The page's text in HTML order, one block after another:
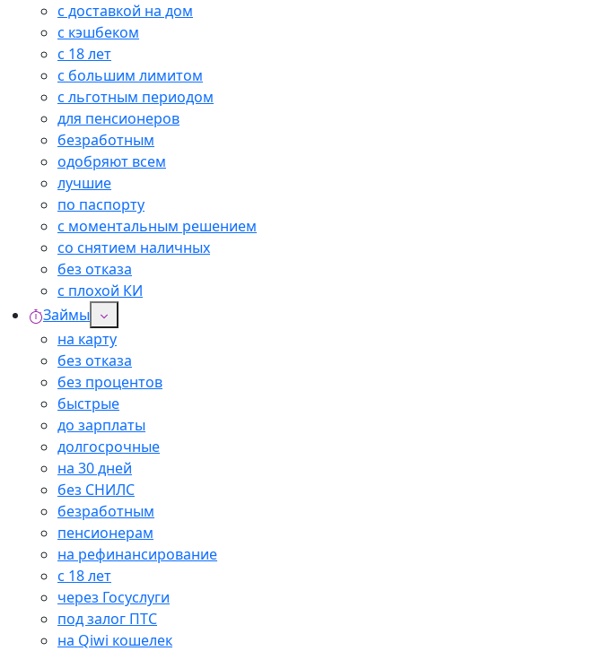
с доставкой на дом
с кэшбеком
с 18 лет
с большим лимитом
с льготным периодом
для пенсионеров
безработным
одобряют всем
лучшие
по паспорту
с моментальным решением
со снятием наличных
без отказа
с плохой КИ
Займы
на карту
без отказа
без процентов
быстрые
до зарплаты
долгосрочные
на 30 дней
без СНИЛС
безработным
пенсионерам
на рефинансирование
с 18 лет
через Госуслуги
под залог ПТС
на Qiwi кошелек